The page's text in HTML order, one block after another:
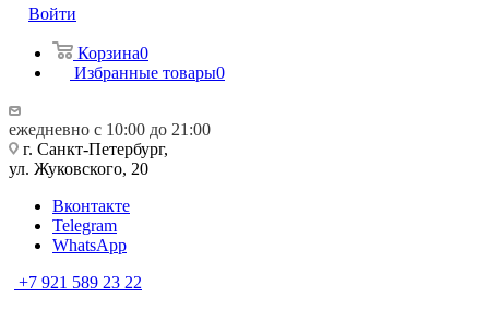
Войти
Корзина0
Избранные товары0
ежедневно с 10:00 до 21:00
г. Санкт-Петербург,
ул. Жуковского, 20
Вконтакте
Telegram
WhatsApp
+7 921 589 23 22